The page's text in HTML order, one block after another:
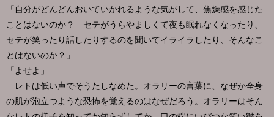
「自分がどんどんおいていかれるような気がして、焦燥感を感じた
ことはないのか？ セテがうらやましくて夜も眠れなくなったり、
セテが笑ったり話したりするのを聞いてイライラしたり、そんなこ
とはないのか？」
「よせよ」
レトは低い声でそうたしなめた。オラリーの言葉に、なぜか全身
の肌が泡立つような恐怖を覚えるのはなぜだろう。オラリーはそん